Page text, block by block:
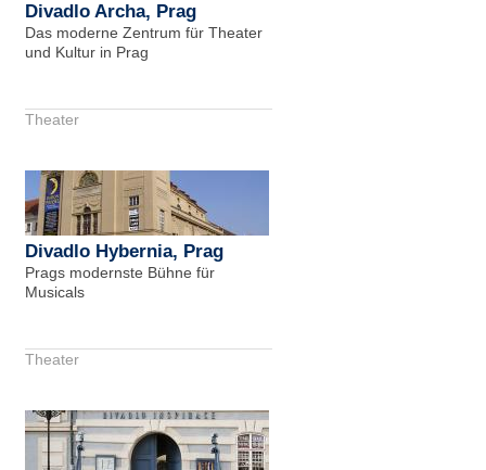
Divadlo Archa, Prag
Das moderne Zentrum für Theater
und Kultur in Prag
Theater
Divadlo Hybernia, Prag
Prags modernste Bühne für
Musicals
Theater